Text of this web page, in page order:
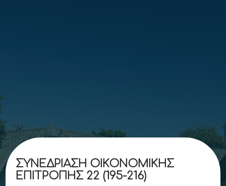
ΣΥΝΕΔΡΙΑΣΗ ΟΙΚΟΝΟΜΙΚΗΣ
ΕΠΙΤΡΟΠΗΣ 22 (195-216)